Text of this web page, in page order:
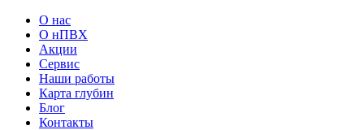
О нас
О нПВХ
Акции
Сервис
Наши работы
Карта глубин
Блог
Контакты